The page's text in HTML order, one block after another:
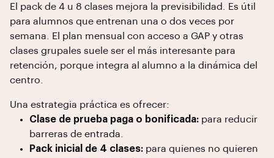
El pack de 4 u 8 clases mejora la previsibilidad. Es útil
para alumnos que entrenan una o dos veces por
semana. El plan mensual con acceso a GAP y otras
clases grupales suele ser el más interesante para
retención, porque integra al alumno a la dinámica del
centro.
Una estrategia práctica es ofrecer:
Clase de prueba paga o bonificada: para reducir
barreras de entrada.
Pack inicial de 4 clases: para quienes no quieren